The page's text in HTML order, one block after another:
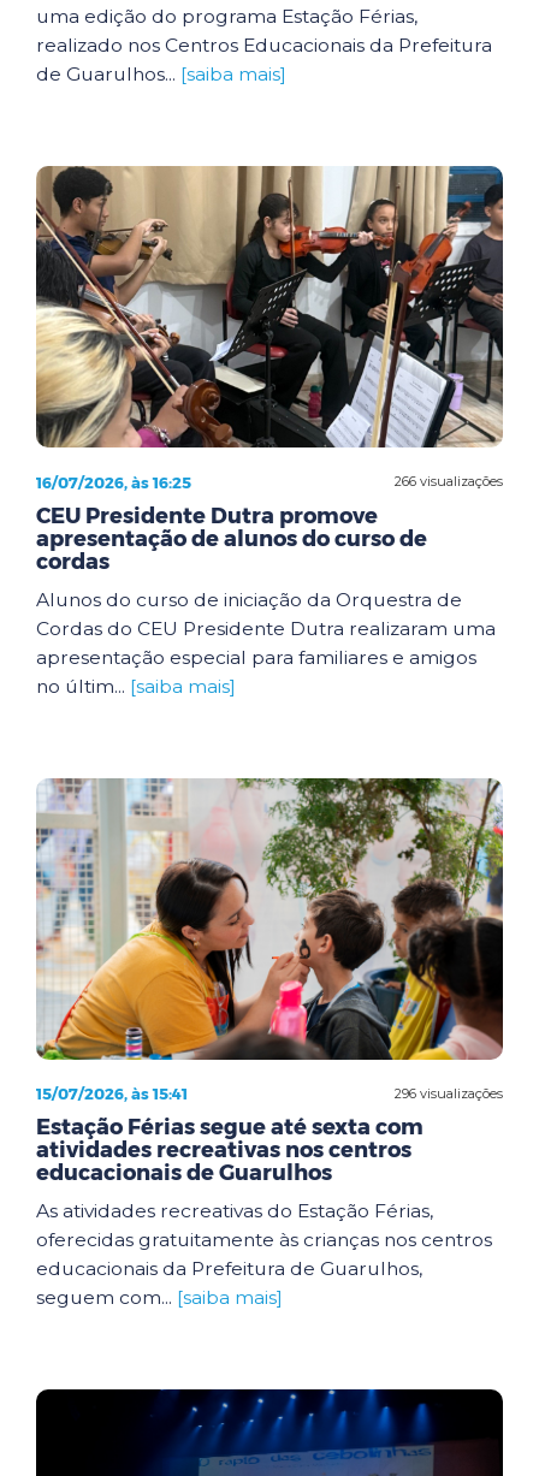
uma edição do programa Estação Férias,
realizado nos Centros Educacionais da Prefeitura
de Guarulhos... [saiba mais]
266 visualizações
16/07/2026, às 16:25
CEU Presidente Dutra promove
apresentação de alunos do curso de
cordas
Alunos do curso de iniciação da Orquestra de
Cordas do CEU Presidente Dutra realizaram uma
apresentação especial para familiares e amigos
no últim... [saiba mais]
296 visualizações
15/07/2026, às 15:41
Estação Férias segue até sexta com
atividades recreativas nos centros
educacionais de Guarulhos
As atividades recreativas do Estação Férias,
oferecidas gratuitamente às crianças nos centros
educacionais da Prefeitura de Guarulhos,
seguem com... [saiba mais]